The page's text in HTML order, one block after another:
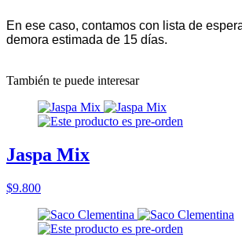
En ese caso, contamos con lista de
demora estimada de 15 días.
También te puede interesar
Jaspa Mix
$9.800